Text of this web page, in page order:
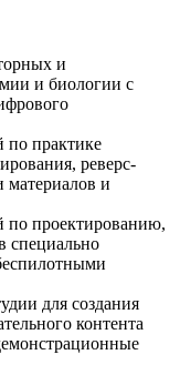
и
и биологии с
по практике
реверс-
материалов и
по проектированию,
специально
для создания
контента